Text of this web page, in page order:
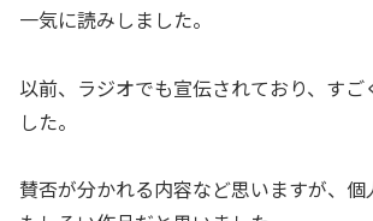
一気に読みしました。
以前、ラジオでも宣伝されており、すご
した。
賛否が分かれる内容など思いますが、